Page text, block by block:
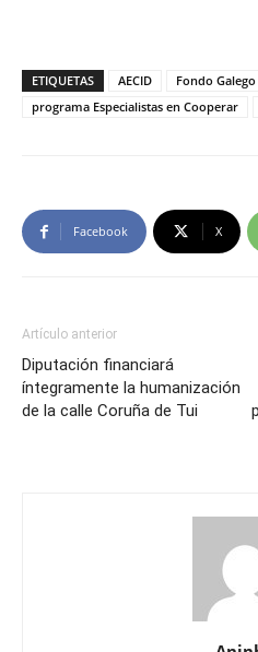
ETIQUETAS AECID
Fondo
programa Especialistas en Cooperar
Facebook X
Artículo anterior
Diputación financiará
íntegramente la humanización
de la calle Coruña de Tui